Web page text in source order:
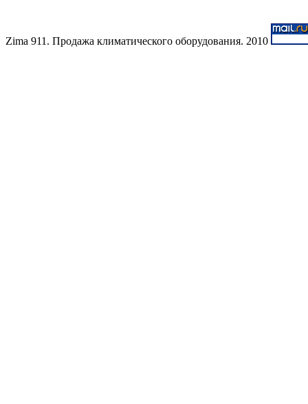
Zima 911. Продажа климатического оборудования. 2010